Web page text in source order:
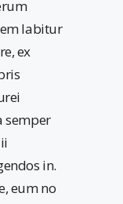
labitur
ex
semper
in.
eum no